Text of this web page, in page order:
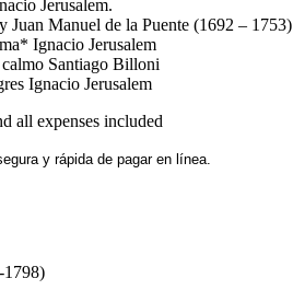
Jerusalem.
Juan Manuel de la Puente (1692 – 1753)
Ignacio Jerusalem
Santiago Billoni
Ignacio Jerusalem
all expenses included
1798)